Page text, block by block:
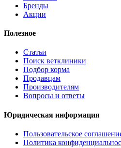
Бренды
Акции
Полезное
Статьи
Поиск ветклиники
Подбор корма
Продавцам
Производителям
Вопросы и ответы
Юридическая информация
Пользовательское
Политика